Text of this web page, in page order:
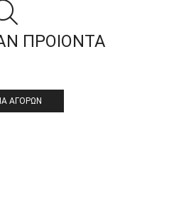
ΠΡΟΙΟΝΤΑ
ΑΓΟΡΏΝ